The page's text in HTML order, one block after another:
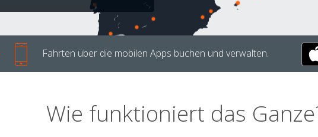
Fahrten über die mobilen Apps buchen und verwalten.
Wie funktioniert das